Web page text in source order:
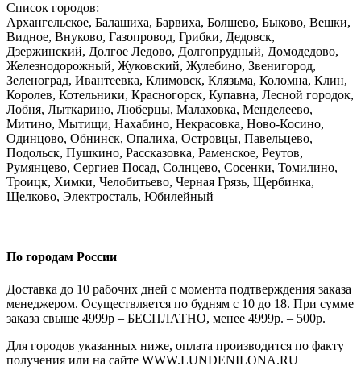
Список городов:
Архангельское, Балашиха, Барвиха, Болшево, Быково, Вешки,
Видное, Внуково, Газопровод, Грибки, Дедовск,
Дзержинский, Долгое Ледово, Долгопрудный, Домодедово,
Железнодорожный, Жуковский, Жулебино, Звенигород,
Зеленоград, Ивантеевка, Климовск, Клязьма, Коломна, Клин,
Королев, Котельники, Красногорск, Купавна, Лесной городок,
Лобня, Лыткарино, Люберцы, Малаховка, Менделеево,
Митино, Мытищи, Нахабино, Некрасовка, Ново-Косино,
Одинцово, Обнинск, Опалиха, Островцы, Павельцево,
Подольск, Пушкино, Рассказовка, Раменское, Реутов,
Румянцево, Сергиев Посад, Солнцево, Сосенки, Томилино,
Троицк, Химки, Челобитьево, Черная Грязь, Щербинка,
Щелково, Электросталь, Юбилейный
По городам России
Доставка до 10 рабочих дней с момента подтверждения заказа
менеджером. Осуществляется по будням с 10 до 18. При сумме
заказа свыше 4999р – БЕСПЛАТНО, менее 4999р. – 500р.
Для городов указанных ниже, оплата производится по факту
получения или на сайте WWW.LUNDENILONA.RU